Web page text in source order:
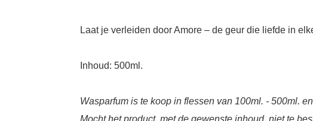
Laat je verleiden door Amore – de geur die liefde in
Inhoud: 500ml.
Wasparfum is te koop in flessen van 100ml. - 500ml.
Mocht het product, met de gewenste inhoud, niet te